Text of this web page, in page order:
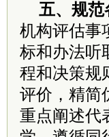
五、规范
机构评估事
标和办法听
程和决策规
评价，精简
重点阐述代